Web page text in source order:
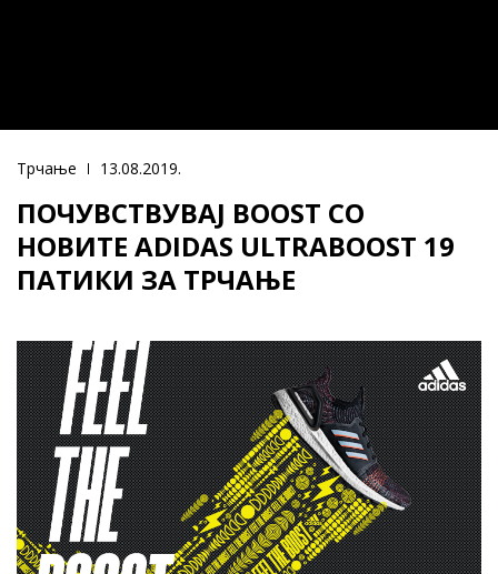
Трчање 13.08.2019.
ПОЧУВСТВУВАЈ BOOST СО
НОВИТЕ ADIDAS ULTRABOOST 19
ПАТИКИ ЗА ТРЧАЊЕ